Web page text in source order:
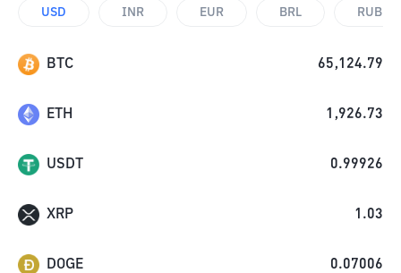
USD INR EUR BRL RUB
BTC 65,124.79
ETH 1,926.73
USDT 0.99926
XRP 1.03
DOGE 0.07006